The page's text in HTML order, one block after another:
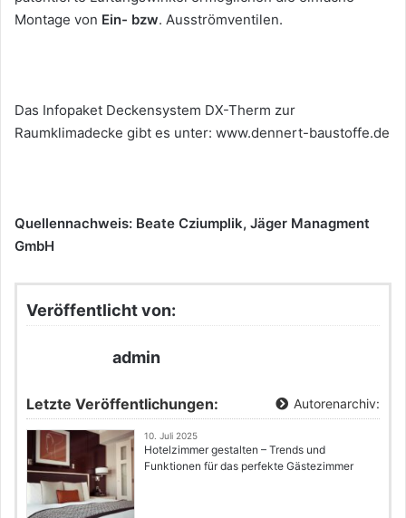
Montage von Ein- bzw. Ausströmventilen.
Das Infopaket Deckensystem DX-Therm zur
Raumklimadecke gibt es unter: www.dennert-baustoffe.de
Quellennachweis: Beate Cziumplik, Jäger Managment
GmbH
Veröffentlicht von:
admin
Letzte Veröffentlichungen: Autorenarchiv:
10. Juli 2025
Hotelzimmer gestalten – Trends und
Funktionen für das perfekte Gästezimmer